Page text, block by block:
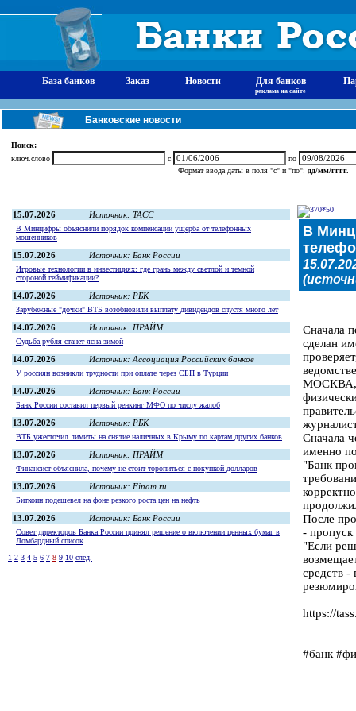
База банков Заказ Новости Для банков
реклама на сайте
Банковские новости
Поиск:
ключ.слово
с
по
Формат ввода даты в поля "с" и "по": дд/мм/гггг.
15.07.2026 Источник: ТАСС
В Минцифры объяснили порядок компенсации ущерба от телефонных
мошенников
15.07.2026 Источник: Банк России
Игровые технологии в инвестициях: где грань между светлой и темной
стороной геймификации?
14.07.2026 Источник: РБК
Зарубежные "дочки" ВТБ возобновили выплату дивидендов спустя много лет
14.07.2026 Источник: ПРАЙМ
Судьба рубля станет ясна зимой
14.07.2026 Источник: Ассоциация Российских банков
У россиян возникли трудности при оплате через СБП в Турции
14.07.2026 Источник: Банк России
Банк России составил первый ренкинг МФО по числу жалоб
13.07.2026 Источник: РБК
ВТБ ужесточил лимиты на снятие наличных в Крыму по картам других банков
13.07.2026 Источник: ПРАЙМ
Финансист объяснила, почему не стоит торопиться с покупкой долларов
13.07.2026 Источник: Finam.ru
Биткоин подешевел на фоне резкого роста цен на нефть
13.07.2026 Источник: Банк России
Совет директоров Банка России принял решение о включении ценных бумаг в
Ломбардный список
1 2 3 4 5 6 7 8 9 10 след.